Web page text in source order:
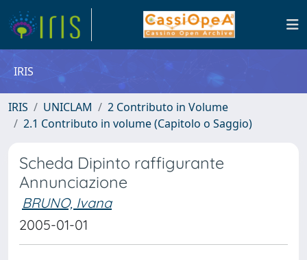
IRIS
IRIS UNICLAM
2 Contributo in Volume
2.1 Contributo in volume (Capitolo o Saggio)
Scheda Dipinto raffigurante
Annunciazione
BRUNO, Ivana
2005-01-01